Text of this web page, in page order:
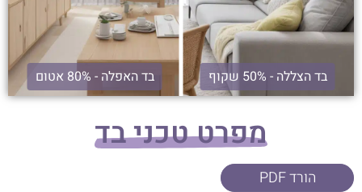
בד האפלה - 80% אטום בד הצללה - 50% שקוף
מפרט טכני בד
הורד PDF